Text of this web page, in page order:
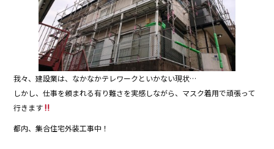
b
o
o
k
我々、建設業は、なかなかテレワークといかない現状…
しかし、仕事を頼まれる有り難さを実感しながら、マスク着用で頑張って
行きます
都内、集合住宅外装工事中！